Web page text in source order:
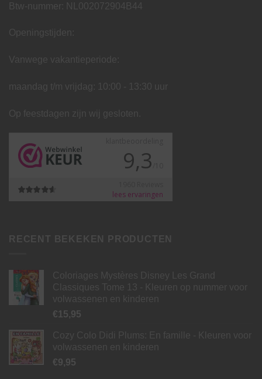
Btw-nummer: NL002072904B44
Openingstijden:
Vanwege vakantieperiode:
maandag t/m vrijdag: 10:00 - 13:30 uur
Op feestdagen zijn wij gesloten.
RECENT BEKEKEN PRODUCTEN
Coloriages Mystères Disney Les Grand
Classiques Tome 13 - Kleuren op nummer voor
volwassenen en kinderen
€ 15,95
Cozy Colo Didi Plums: En famille - Kleuren voor
volwassenen en kinderen
€9,95